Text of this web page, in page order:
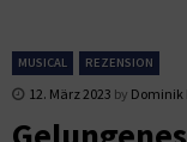
MUSICAL REZENSION
12. März 2023 by Dominik